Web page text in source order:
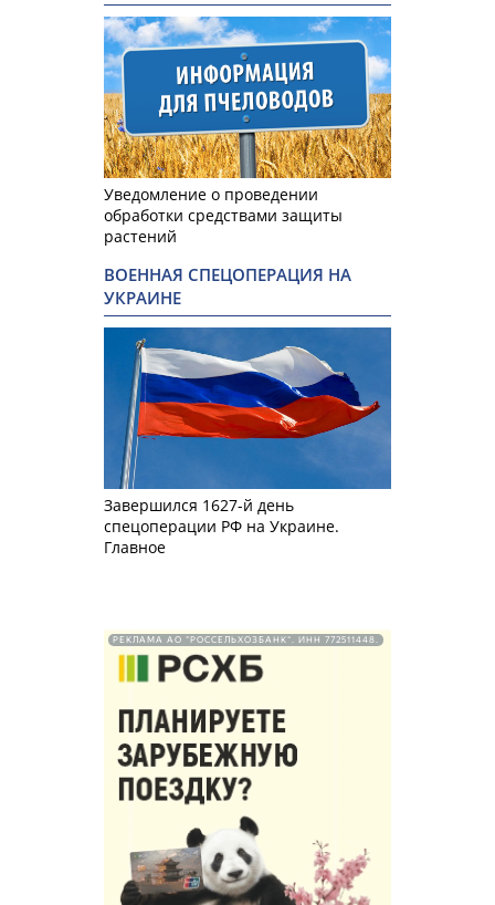
Уведомление о проведении
обработки средствами защиты
растений
ВОЕННАЯ СПЕЦОПЕРАЦИЯ НА
УКРАИНЕ
Завершился 1627-й день
спецоперации РФ на Украине.
Главное
РЕКЛАМА АО "РОССЕЛЬХОЗБАНК". ИНН 772511448.